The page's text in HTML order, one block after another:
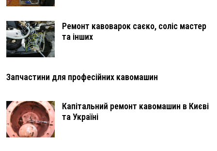
Ремонт кавоварок саєко, соліс мастер
та інших
Запчастини для професійних кавомашин
Капітальний ремонт кавомашин в Києві
та Україні